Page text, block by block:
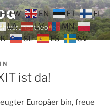
ist da!
Europäer bin, freue
TW EN ET
FI
LA LV
MN
SL ES
SV